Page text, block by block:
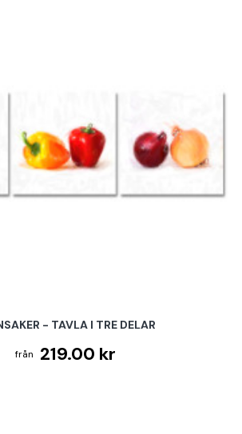
- TAVLA I TRE DELAR
219.00 kr